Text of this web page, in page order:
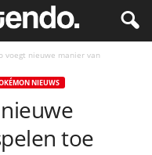
voegt nieuwe manier van
NIEUWS
toe